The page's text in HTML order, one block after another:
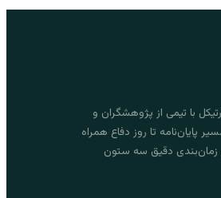
با تیمی از پژوهشگران و
پایان‌نامه تا روز دفاع همراه
دقیق سه ستون